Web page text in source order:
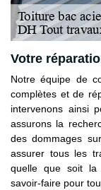
Votre
Notre équipe de
complètes et de
intervenons ainsi
assurons la
des dommages
assurer tous les
quelle que soit la
savoir-faire pour